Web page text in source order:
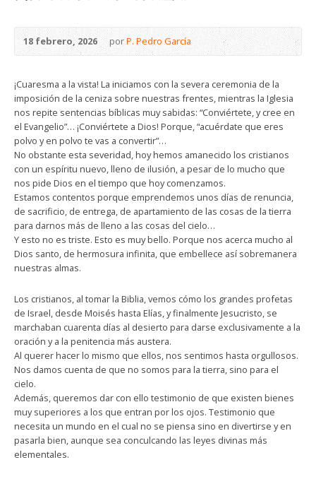
18 febrero, 2026 porP. Pedro García
¡Cuaresma a la vista! La iniciamos con la severa ceremonia de la
imposición de la ceniza sobre nuestras frentes, mientras la Iglesia
nos repite sentencias bíblicas muy sabidas: “Conviértete, y cree en
el Evangelio”… ¡Conviértete a Dios! Porque, “acuérdate que eres
polvo y en polvo te vas a convertir”…
No obstante esta severidad, hoy hemos amanecido los cristianos
con un espíritu nuevo, lleno de ilusión, a pesar de lo mucho que
nos pide Dios en el tiempo que hoy comenzamos.
Estamos contentos porque emprendemos unos días de renuncia,
de sacrificio, de entrega, de apartamiento de las cosas de la tierra
para darnos más de lleno a las cosas del cielo…
Y esto no es triste. Esto es muy bello. Porque nos acerca mucho al
Dios santo, de hermosura infinita, que embellece así sobremanera
nuestras almas.
Los cristianos, al tomar la Biblia, vemos cómo los grandes profetas
de Israel, desde Moisés hasta Elías, y finalmente Jesucristo, se
marchaban cuarenta días al desierto para darse exclusivamente a la
oración y a la penitencia más austera.
Al querer hacer lo mismo que ellos, nos sentimos hasta orgullosos.
Nos damos cuenta de que no somos para la tierra, sino para el
cielo.
Además, queremos dar con ello testimonio de que existen bienes
muy superiores a los que entran por los ojos. Testimonio que
necesita un mundo en el cual no se piensa sino en divertirse y en
pasarla bien, aunque sea conculcando las leyes divinas más
elementales.